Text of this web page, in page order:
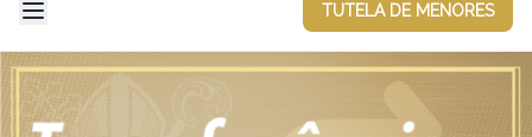
TUTELA DE MENORES